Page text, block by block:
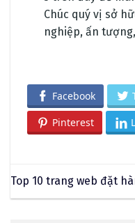
Chúc quý vị sở
nghiệp, ấn
Facebook
Pinterest
Top 10 trang web đặt
Quảng Châu